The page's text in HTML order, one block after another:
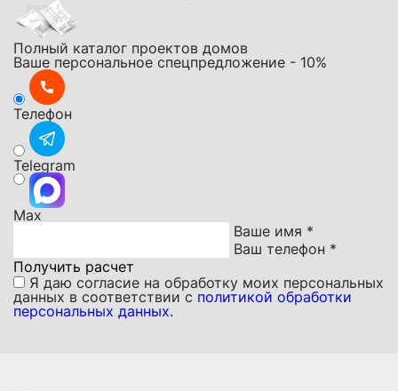
Полный каталог проектов домов
Ваше персональное спецпредложение - 10%
Телефон
Telegram
Мах
Ваше имя *
Ваш телефон *
Получить расчет
Я даю согласие на обработку моих персональных
данных в соответствии с политикой обработки
персональных данных.